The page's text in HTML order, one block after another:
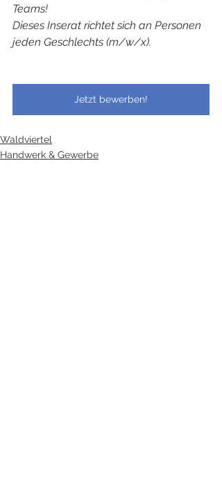
Teams!
Dieses Inserat richtet sich an Personen
jeden Geschlechts (m/w/x).
Jetzt bewerben!
Waldviertel
Handwerk & Gewerbe